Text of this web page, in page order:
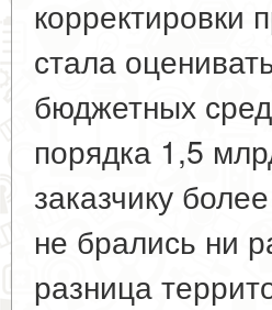
корректировки
стала
бюджетных
порядка 1,5
заказчику
не брались ни
разница